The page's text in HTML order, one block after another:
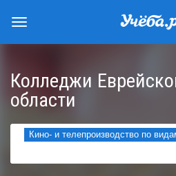
Колледжи
области
Кино- и телепроизводство по